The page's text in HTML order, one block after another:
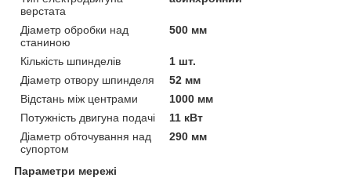
верстата
Діаметр обробки над
станиною
500 мм
Кількість шпинделів
1 шт.
Діаметр отвору шпинделя
52 мм
Відстань між центрами
1000 мм
Потужність двигуна подачі
11 кВт
Діаметр обточування над
супортом
290 мм
Параметри мережі